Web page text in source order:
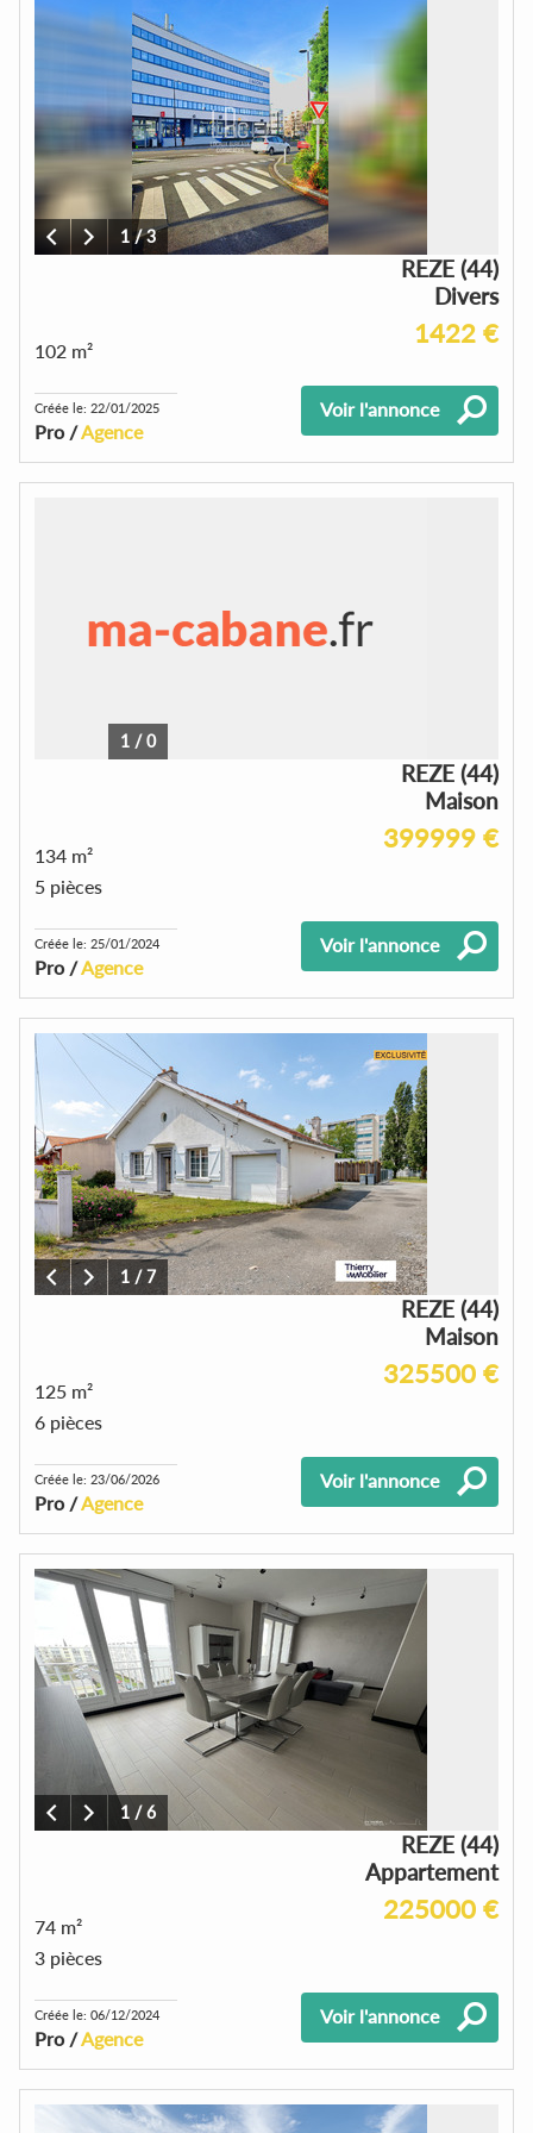
1/3
REZE (44)
Divers
1422 €
102 m²
Créée le: 22/01/2025
Pro /Agence
Voir l'annonce
1 /0
REZE (44)
Maison
399999 €
134 m²
5 pièces
Créée le: 25/01/2024
Pro /Agence
Voir l'annonce
1 /7
REZE (44)
Maison
325500 €
125 m²
6 pièces
Créée le: 23/06/2026
Pro /Agence
Voir l'annonce
1 /6
REZE (44)
Appartement
225000 €
74 m²
3 pièces
Créée le: 06/12/2024
Pro /Agence
Voir l'annonce